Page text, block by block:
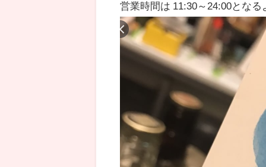
営業時間は 11:30～24:00となる